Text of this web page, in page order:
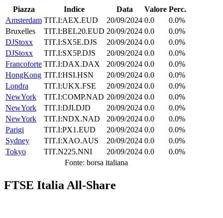
Piazza Indice Data Valore Perc.
Amsterdam TIT.I:AEX.EUD 20/09/2024 0.0
0.0%
Bruxelles
TIT.I:BEL20.EUD 20/09/2024 0.0
0.0%
DJStoxx
TIT.I:SX5E.DJS 20/09/2024 0.0
0.0%
DJStoxx
TIT.I:SX5P.DJS 20/09/2024 0.0
0.0%
Francoforte TIT.I:DAX.DAX 20/09/2024 0.0
0.0%
HongKong TIT.I:HSI.HSN 20/09/2024 0.0
0.0%
Londra
TIT.I:UKX.FSE 20/09/2024 0.0
0.0%
NewYork
TIT.I:COMP.NAD 20/09/2024 0.0
0.0%
NewYork
TIT.I:DJI.DJD 20/09/2024 0.0
0.0%
NewYork
TIT.I:NDX.NAD 20/09/2024 0.0
0.0%
Parigi
TIT.I:PX1.EUD 20/09/2024 0.0
0.0%
Sydney
TIT.I:XAO.AUS 20/09/2024 0.0
0.0%
Tokyo
TIT.N225.NNI 20/09/2024 0.0
0.0%
Fonte: borsa italiana
FTSE Italia All-Share